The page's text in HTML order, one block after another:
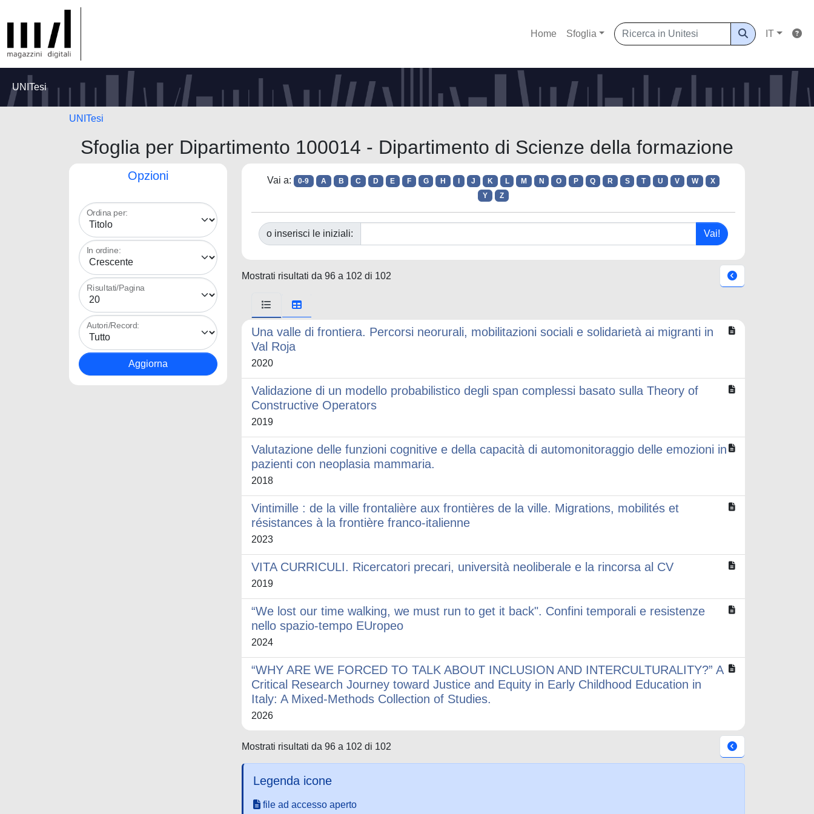
Home Sfoglia IT
UNITesi
UNITesi
Sfoglia per Dipartimento 100014 - Dipartimento di Scienze della formazione
Opzioni
Ordina per:
In ordine:
Risultati/Pagina
Autori/Record:
Vai a: 0-9 A B C D E F G H J K L M N O P Q R S T U V W
X
Y
Z
o inserisci le iniziali:
Mostrati risultati da 96 a 102 di 102
Una valle di frontiera. Percorsi neorurali, mobilitazioni sociali e solidarietà ai migranti in
Val Roja
2020
Validazione di un modello probabilistico degli span complessi basato sulla Theory of
Constructive Operators
2019
Valutazione delle funzioni cognitive e della capacità di automonitoraggio delle emozioni in
pazienti con neoplasia mammaria.
2018
Vintimille : de la ville frontalière aux frontières de la ville. Migrations, mobilités et
résistances à la frontière franco-italienne
2023
VITA CURRICULI. Ricercatori precari, università neoliberale e la rincorsa al CV
2019
“We lost our time walking, we must run to get it back". Confini temporali e resistenze
nello spazio-tempo EUropeo
2024
“WHY ARE WE FORCED TO TALK ABOUT INCLUSION AND INTERCULTURALITY?” A
Critical Research Journey toward Justice and Equity in Early Childhood Education in
Italy: A Mixed-Methods Collection of Studies.
2026
Mostrati risultati da 96 a 102 di 102
Legenda icone
file ad accesso aperto